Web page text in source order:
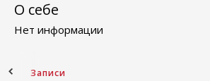
О себе
Нет информации
Записи